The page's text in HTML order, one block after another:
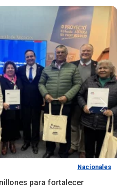
Nacionales
para fortalecer